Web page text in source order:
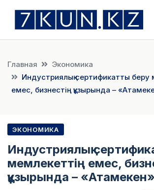
Главная
Экономика
Индустриялық сертификатты беру
емес, бизнестің құзырында –
ЭКОНОМИКА
Индустриялық
мемлекеттің емес,
құзырында –